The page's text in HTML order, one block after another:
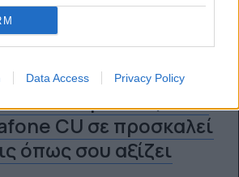
Data Access Privacy Policy
χρονιά ξεκινά
CU σε προσκαλεί
όπως σου αξίζει